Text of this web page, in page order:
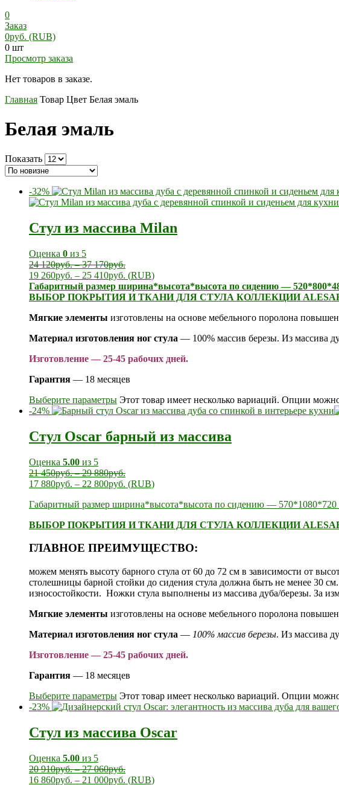
0
Заказ
0руб. (RUB)
0 шт
Просмотр заказа
Нет товаров в заказе.
Главная Товар Цвет Белая эмаль
Белая эмаль
Показать
-32%
Стул из массива Milan
Оценка 0 из 5
24 120руб.–37 170руб.
19 260руб. – 25 410руб. (RUB)
Габаритный размер ширина*высота*высота по сидению —
ВЫБОР ПОКРЫТИЯ И ТКАНИ ДЛЯ СТУЛА КОЛЛЕКЦИИ
Мягкие элементы изготовлены на основе мебельного поролона
Материал изготовления ног стула — 100% массив березы. Из массива
Изготовление — 25-45 рабочих дней.
Гарантия — 18 месяцев
Выберите параметры Этот товар имеет несколько вариаций. Опции
-24%
Стул Oscar барный из массива
Оценка 5.00 из 5
21 450руб.–29 880руб.
17 880руб. – 22 800руб. (RUB)
Габаритный размер ширина*высота*высота по сидению —
ВЫБОР ПОКРЫТИЯ И ТКАНИ ДЛЯ СТУЛА КОЛЛЕКЦИИ
ГЛАВНОЕ ПРЕИМУЩЕСТВО:
можем менять высоту барного стула от 60 до 72 см в зависимости от
столешницы барной стойки до сидения стула должна быть не менее 30 см.
износостойкости. Ножки стула выполнены из массива дуба/березы. За
Мягкие элементы изготовлены на основе мебельного поролона
Материал изготовления ног стула — 100% массив березы. Из массива
Изготовление — 25-45 рабочих дней.
Гарантия — 18 месяцев
Выберите параметры Этот товар имеет несколько вариаций. Опции
-23%
Стул из массива Oscar
Оценка 5.00 из 5
20 910руб.–27 060руб.
16 860руб. – 21 000руб. (RUB)